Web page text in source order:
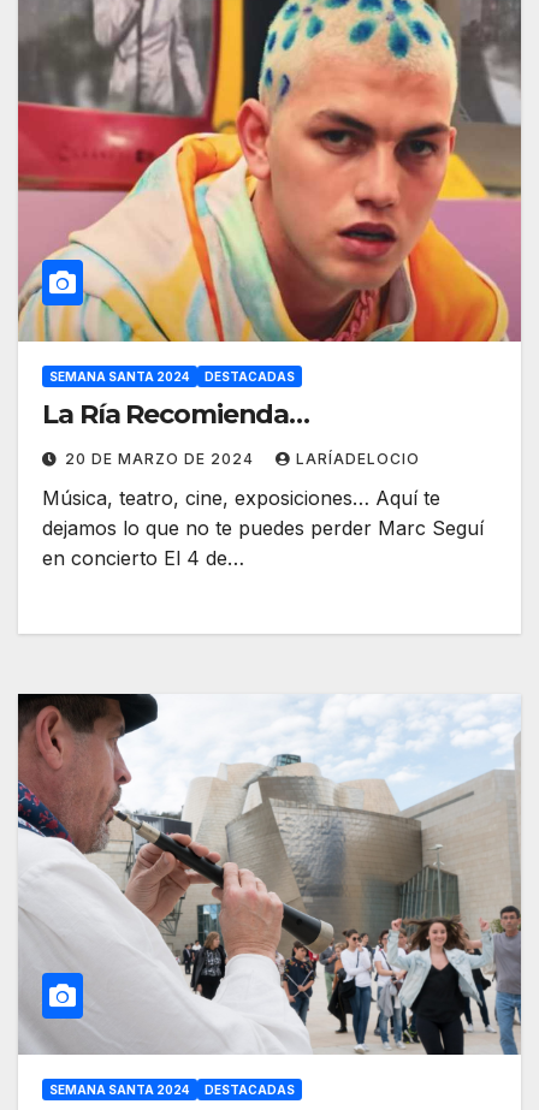
SEMANA SANTA 2024 DESTACADAS
La Ría Recomienda…
20 DE MARZO DE 2024 LARÍADELOCIO
Música, teatro, cine, exposiciones… Aquí te
dejamos lo que no te puedes perder Marc Seguí
en concierto El 4 de…
SEMANA SANTA 2024 DESTACADAS